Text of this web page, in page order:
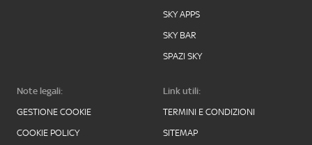
SKY APPS
SKY BAR
SPAZI SKY
Note legali:
GESTIONE COOKIE
COOKIE POLICY
Link utili:
TERMINI E CONDIZIONI
SITEMAP